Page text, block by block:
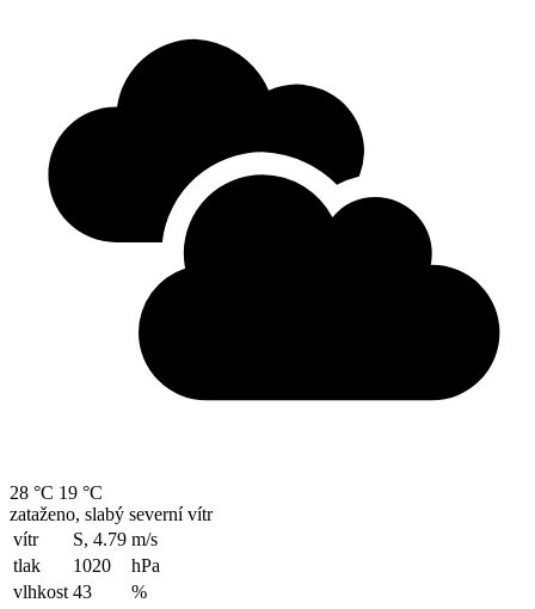
28 °C 19 °C
zataženo, slabý severní vítr
vítr
S, 4.79 m/s
tlak
1020
hPa
vlhkost 43
%